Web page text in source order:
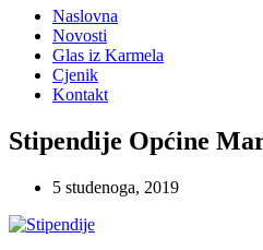
Naslovna
Novosti
Glas iz Karmela
Cjenik
Kontakt
Stipendije Općine
5 studenoga, 2019